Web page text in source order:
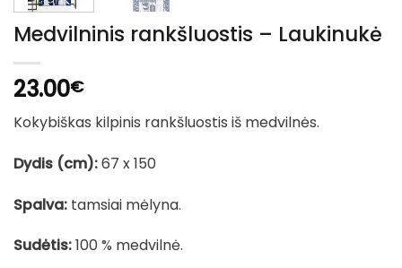
Medvilninis rankšluostis – Laukinukė
23.00€
Kokybiškas kilpinis rankšluostis iš medvilnės.
Dydis (cm):67 x 150
Spalva: tamsiai mėlyna.
Sudėtis:100 % medvilnė.